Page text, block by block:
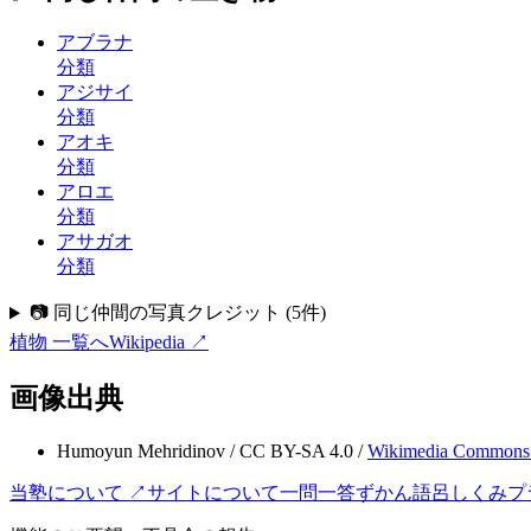
アブラナ
分類
アジサイ
分類
アオキ
分類
アロエ
分類
アサガオ
分類
📷 同じ仲間の写真クレジット (5件)
植物 一覧へWikipedia ↗
画像出典
Humoyun Mehridinov /CC BY-SA 4.0 / Wikimedia
当塾について ↗サイトについて一問一答ずかん語呂 しくみプ